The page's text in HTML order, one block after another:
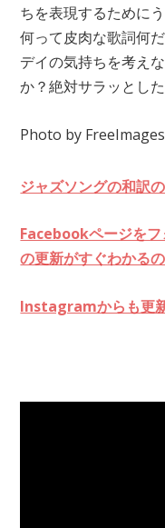
ちを表現するために
何って皮肉な歌詞何
デイの気持ちを考え
か？絶対サラッとし
Photo by
ジャズソングの和訳
Facebookページを
の更新がすぐわかる
Instagramからも更